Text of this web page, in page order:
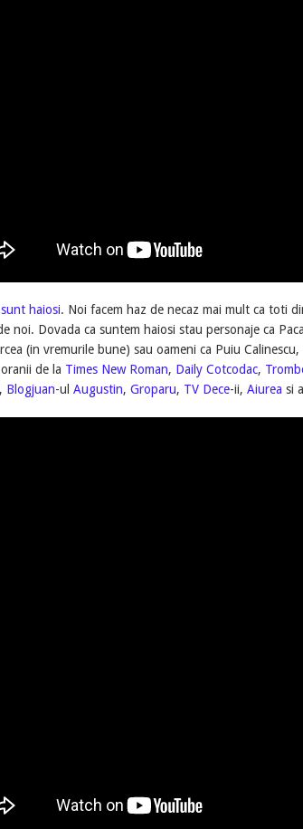
haiosi. Noi facem haz de necaz mai mult ca toti
noi. Dovada ca suntem haiosi stau personaje ca
(in vremurile bune) sau oameni ca Puiu
de la Times New Roman, Daily Cotcodac,
, Blogjuan-ul Augustin, Groparu, TV Dece-ii, Aiurea si